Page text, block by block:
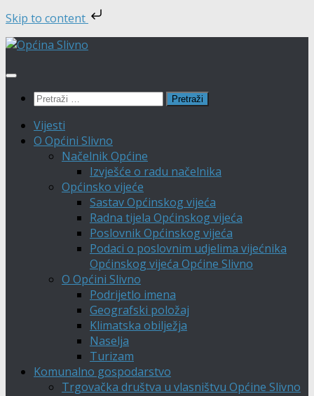
Skip to content
Skip
content
Pretraži:
Vijesti
O Općini Slivno
Načelnik Općine
Izvješće o radu načelnika
Općinsko vijeće
Sastav Općinskog vijeća
Radna tijela Općinskog vijeća
Poslovnik Općinskog vijeća
Podaci o poslovnim udjelima vijećnika
Općinskog vijeća Općine Slivno
O Općini Slivno
Podrijetlo imena
Geografski položaj
Klimatska obilježja
Naselja
Turizam
Komunalno gospodarstvo
Trgovačka društva u vlasništvu Općine Slivno